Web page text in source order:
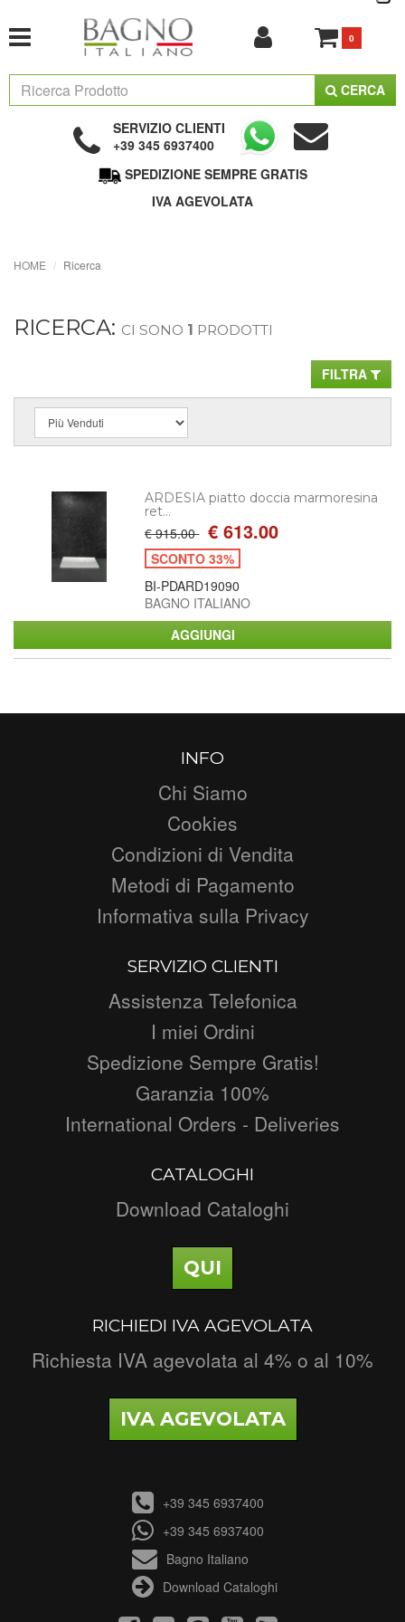
0
CERCA
SERVIZIO CLIENTI
+39 345 6937400
SPEDIZIONE SEMPRE GRATIS
IVA AGEVOLATA
HOME Ricerca
RICERCA: CI SONO 1 PRODOTTI
FILTRA
ARDESIA piatto doccia marmoresina
ret...
€ 915.00 € 613.00
SCONTO 33%
BI-PDARD19090
BAGNO ITALIANO
INFO
Chi Siamo
Cookies
Condizioni di Vendita
Metodi di Pagamento
Informativa sulla Privacy
SERVIZIO CLIENTI
Assistenza Telefonica
I miei Ordini
Spedizione Sempre Gratis!
Garanzia 100%
International Orders - Deliveries
CATALOGHI
Download Cataloghi
QUI
RICHIEDI IVA AGEVOLATA
Richiesta IVA agevolata al 4% o al 10%
IVA AGEVOLATA
+39 345 6937400
+39 345 6937400
Bagno Italiano
Download Cataloghi